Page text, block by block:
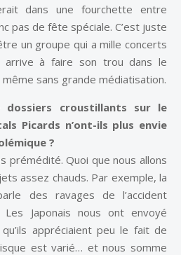
dans une fourchette entre
pas de fête spéciale. C’est juste
un groupe qui a mille concerts
à faire son trou dans le
sans grande médiatisation.
dossiers croustillants sur le
Picards n’ont-ils plus envie
?
prémédité. Quoi que nous allons
assez chauds. Par exemple, la
des ravages de l’accident
Les Japonais nous ont envoyé
appréciaient peu le fait de
est varié… et nous somme